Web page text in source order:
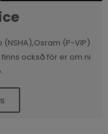
(P-VIP)
också för er om ni